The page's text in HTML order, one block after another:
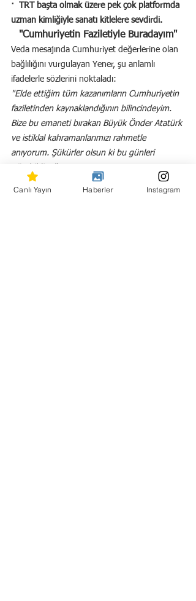
·  TRT başta olmak üzere pek çok platformda
uzman kimliğiyle sanatı kitlelere sevdirdi.
"Cumhuriyetin Faziletiyle Buradayım"
Veda mesajında Cumhuriyet değerlerine olan
bağlılığını vurgulayan Yener, şu anlamlı
ifadelerle sözlerini noktaladı:
"Elde ettiğim tüm kazanımların Cumhuriyetin
faziletinden kaynaklandığının bilincindeyim.
Bize bu emaneti bırakan Büyük Önder Atatürk
ve istiklal kahramanlarımızı rahmetle
anıyorum. Şükürler olsun ki bu günleri
Canlı Yayın Haberler Instagram